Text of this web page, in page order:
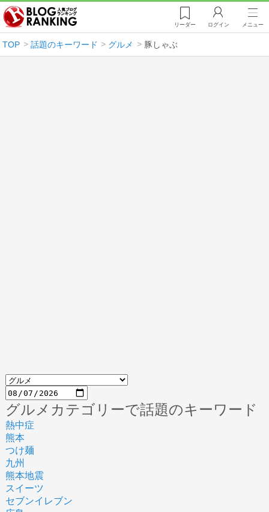
リーダー ログイン メニュー
TOP 話題のキーワード グルメ 豚しゃぶ
グルメカテゴリーで話題のキーワード
熱中症
熊本
つけ麺
九州
熊本地震
スイーツ
セブンイレブン